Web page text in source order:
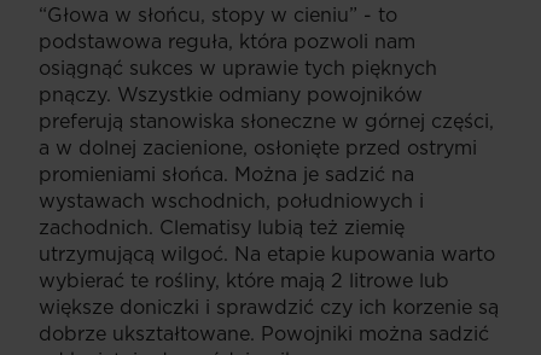
“Głowa w słońcu, stopy w cieniu” - to
podstawowa reguła, która pozwoli nam
osiągnąć sukces w uprawie tych pięknych
pnączy. Wszystkie odmiany powojników
preferują stanowiska słoneczne w górnej części,
a w dolnej zacienione, osłonięte przed ostrymi
promieniami słońca. Można je sadzić na
wystawach wschodnich, południowych i
zachodnich. Clematisy lubią też ziemię
utrzymującą wilgoć. Na etapie kupowania warto
wybierać te rośliny, które mają 2 litrowe lub
większe doniczki i sprawdzić czy ich korzenie są
dobrze ukształtowane. Powojniki można sadzić